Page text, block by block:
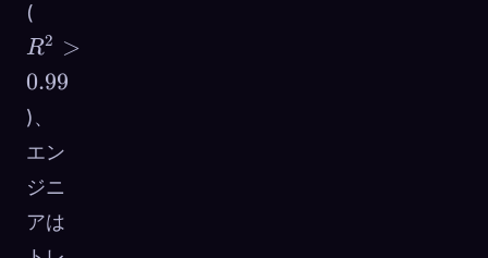
(
>
0.99
R2
>
0.99
)、
エン
ジニ
アは